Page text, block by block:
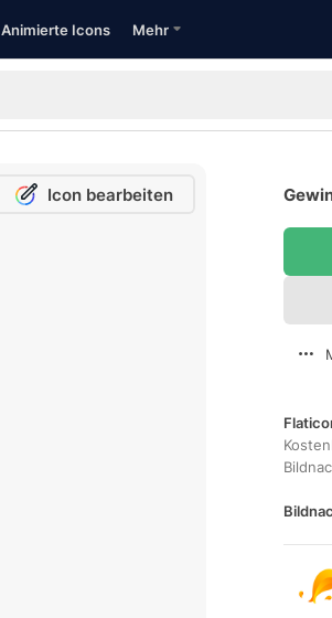
Animierte Icons Mehr
Icon bearbeiten